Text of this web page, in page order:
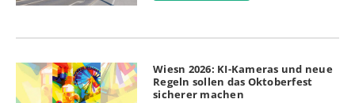
Wiesn 2026: KI-Kameras und neue
Regeln sollen das Oktoberfest
sicherer machen